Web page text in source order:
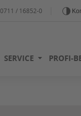
0711 / 16852-0
SERVICE PROFI-